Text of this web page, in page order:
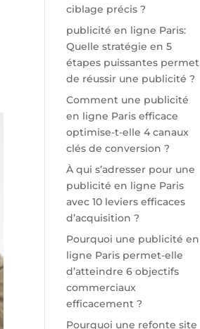
ciblage précis ?
publicité en ligne Paris:
Quelle stratégie en 5
étapes puissantes permet
de réussir une publicité ?
Comment une publicité
en ligne Paris efficace
optimise-t-elle 4 canaux
clés de conversion ?
À qui s’adresser pour une
publicité en ligne Paris
avec 10 leviers efficaces
d’acquisition ?
Pourquoi une publicité en
ligne Paris permet-elle
d’atteindre 6 objectifs
commerciaux
efficacement ?
Pourquoi une refonte site